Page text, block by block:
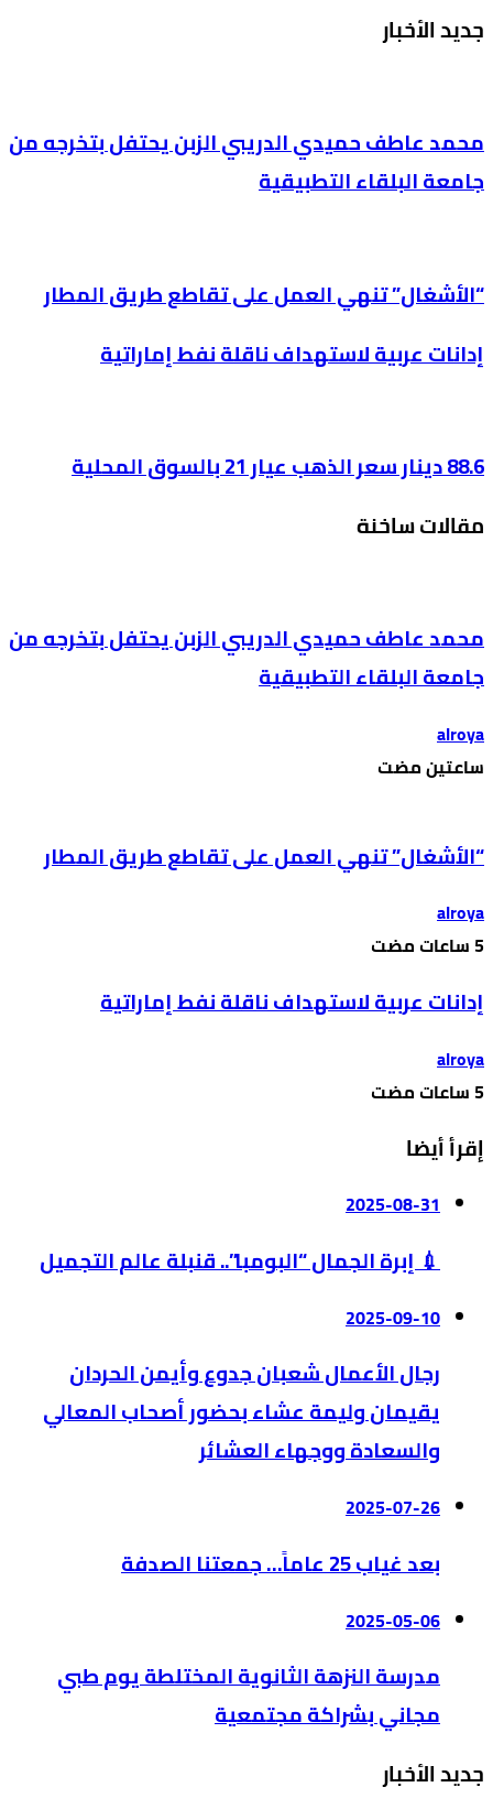
جديد الأخبار
محمد عاطف حميدي الدريبي الزبن يحتفل بتخرجه من
جامعة البلقاء التطبيقية
“الأشغال” تنهي العمل على تقاطع طريق المطار
إدانات عربية لاستهداف ناقلة نفط إماراتية
88.6 دينار سعر الذهب عيار 21 بالسوق المحلية
مقالات ساخنة
محمد عاطف حميدي الدريبي الزبن يحتفل بتخرجه من
جامعة البلقاء التطبيقية
alroya
‫‫‫‏‫ساعتين مضت‬
“الأشغال” تنهي العمل على تقاطع طريق المطار
alroya
إدانات عربية لاستهداف ناقلة نفط إماراتية
alroya
إقرأ أيضا
2025-08-31
💉 إبرة الجمال “البومبا”.. قنبلة عالم التجميل
2025-09-10
رجال الأعمال شعبان جدوع وأيمن الحردان
يقيمان وليمة عشاء بحضور أصحاب المعالي
والسعادة ووجهاء العشائر
2025-07-26
بعد غياب 25 عاماً… جمعتنا الصدفة
2025-05-06
مدرسة النزهة الثانوية المختلطة يوم طبي
مجاني بشراكة مجتمعية
جديد الأخبار